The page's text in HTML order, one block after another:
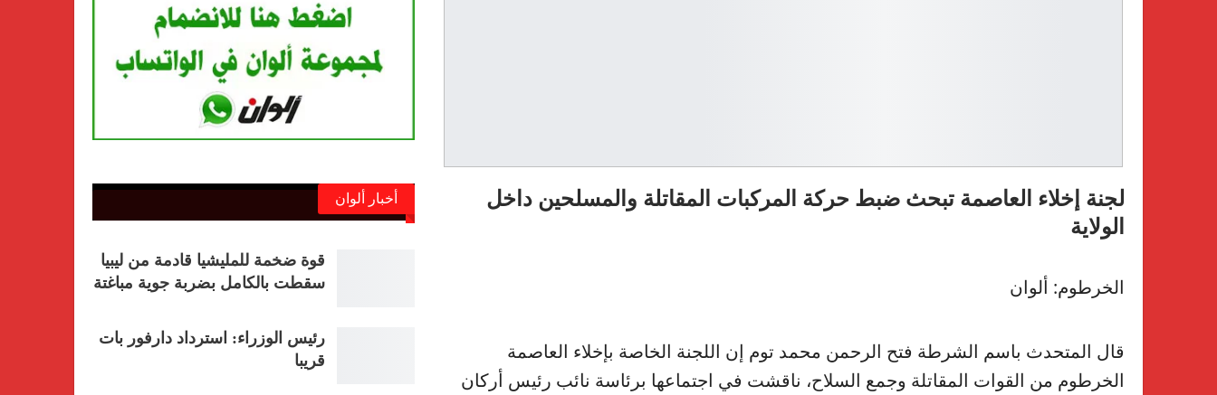
لجنة إخلاء العاصمة تبحث ضبط حركة المركبات المقاتلة والمسلحين داخل
الولاية
الخرطوم: ألوان
قال المتحدث باسم الشرطة فتح الرحمن محمد توم إن اللجنة الخاصة بإخلاء العاصمة
الخرطوم من القوات المقاتلة وجمع السلاح، ناقشت في اجتماعها برئاسة نائب رئيس أركان
أخبار ألوان
قوة ضخمة للمليشيا قادمة من ليبيا
سقطت بالكامل بضربة جوية مباغتة
رئيس الوزراء: استرداد دارفور بات
قريبا